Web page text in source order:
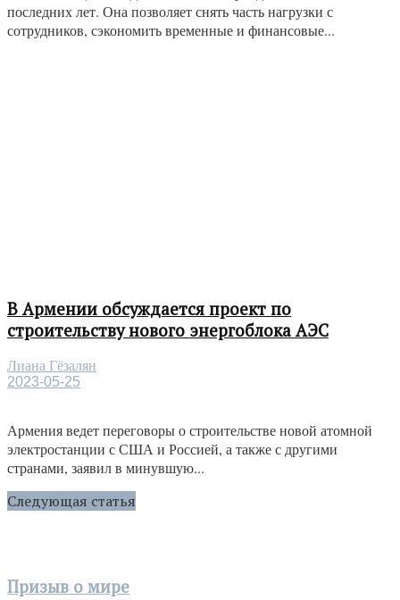
последних лет. Она позволяет снять часть нагрузки с
сотрудников, сэкономить временные и финансовые...
В Армении обсуждается проект по
строительству нового энергоблока АЭС
Лиана Гёзалян
2023-05-25
Армения ведет переговоры о строительстве новой атомной
электростанции с США и Россией, а также с другими
странами, заявил в минувшую...
Следующая статья
Призыв о мире